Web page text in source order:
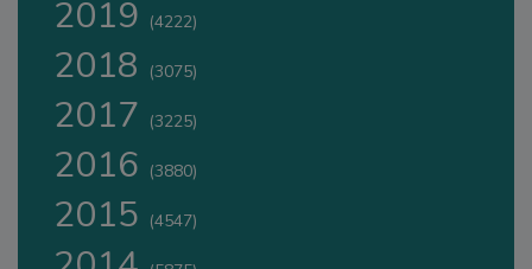
2019 (4222)
2018 (3075)
2017 (3225)
2016 (3880)
2015 (4547)